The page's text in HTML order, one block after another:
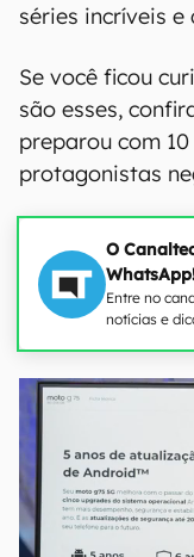
séries incríveis
Se você ficou
são esses,
preparou com
protagonistas
O
Entre no
notícias e